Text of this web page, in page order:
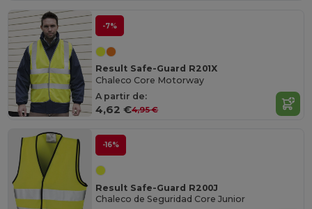
-7%
Result Safe-Guard R201X
Chaleco Core Motorway
A partir de:
4,62 €4,95 €
-16%
Result Safe-Guard R200J
Chaleco de Seguridad Core Junior